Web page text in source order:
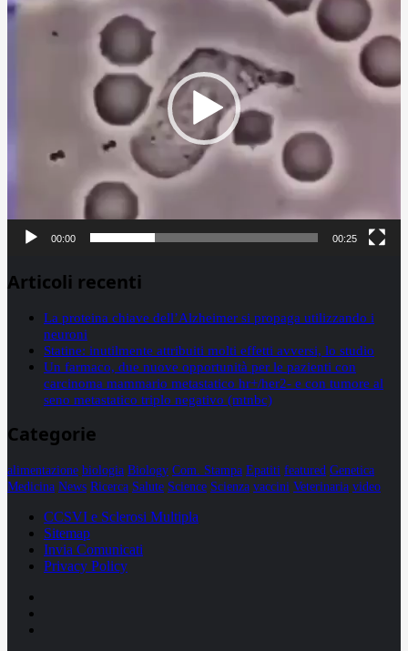
00:00 00:25
Articoli recenti
La proteina chiave dell’Alzheimer si propaga utilizzando i
neuroni
Statine: inutilmente attribuiti molti effetti avversi, lo studio
Un farmaco, due nuove opportunità per le pazienti con
carcinoma mammario metastatico hr+/her2- e con tumore al
seno metastatico triplo negativo (mtnbc)
Categorie
alimentazione biologia Biology Com. Stampa Epatiti featured Genetica
Medicina News Ricerca Salute Science Scienza vaccini Veterinaria video
CCSVI e Sclerosi Multipla
Sitemap
Invia Comunicati
Privacy Policy